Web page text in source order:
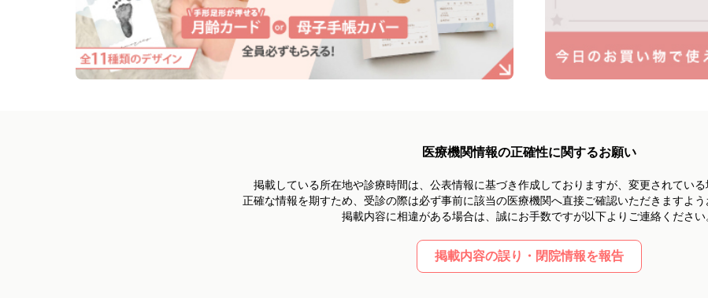
医療機関情報の正確性に関するお願い
掲載している所在地や診療時間は、 公表情報に基づき作成しておりますが、 変更されている
正確な情報を期すため、受診の際は必ず事前に該当の医療機関へ直接ご確認いただきますよう
掲載内容に相違がある場合は、 誠にお手数ですが以下よりご連絡ください
掲載内容の誤り・閉院情報を報告